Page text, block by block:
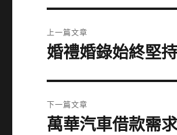
章
上一篇文章
上
篇
文
章:
婚禮婚錄始終堅
下一篇文章
下
萬華汽車借款需